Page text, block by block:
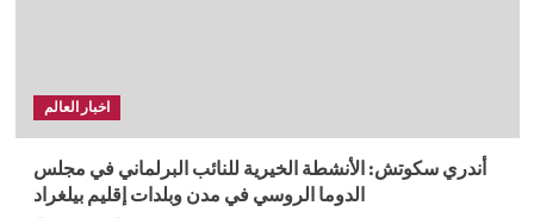
اخبار العالم
أندري سكوتش: الأنشطة الخيرية للنائب البرلماني في مجلس
الدوما الروسي في مدن وبلدات إقليم بيلغراد